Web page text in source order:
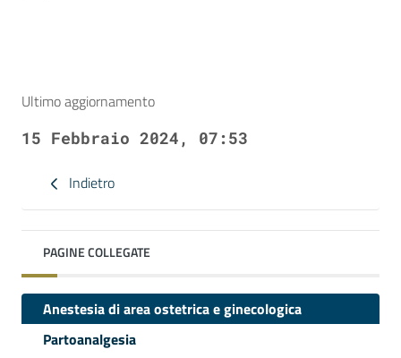
Indietro
PAGINE COLLEGATE
Anestesia di area ostetrica e ginecologica
Partoanalgesia
Ultimo aggiornamento
15 Febbraio 2024, 07:53